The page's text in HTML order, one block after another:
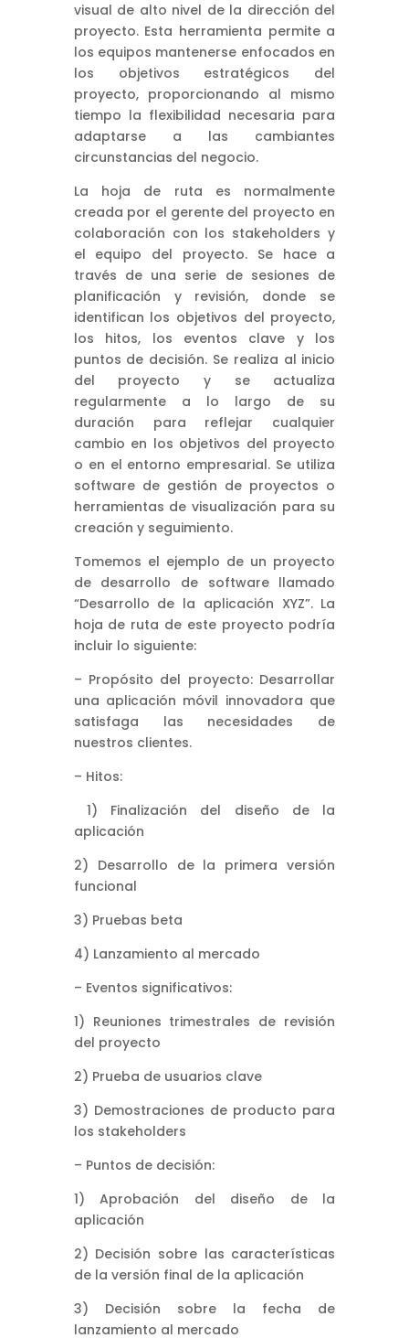
visual de alto nivel de la dirección del
proyecto. Esta herramienta permite a
los equipos mantenerse enfocados en
los objetivos estratégicos del
proyecto, proporcionando al mismo
tiempo la flexibilidad necesaria para
adaptarse a las cambiantes
circunstancias del negocio.
La hoja de ruta es normalmente
creada por el gerente del proyecto en
colaboración con los stakeholders y
el equipo del proyecto. Se hace a
través de una serie de sesiones de
planificación y revisión, donde se
identifican los objetivos del proyecto,
los hitos, los eventos clave y los
puntos de decisión. Se realiza al inicio
del proyecto y se actualiza
regularmente a lo largo de su
duración para reflejar cualquier
cambio en los objetivos del proyecto
o en el entorno empresarial. Se utiliza
software de gestión de proyectos o
herramientas de visualización para su
creación y seguimiento.
Tomemos el ejemplo de un proyecto
de desarrollo de software llamado
“Desarrollo de la aplicación XYZ”. La
hoja de ruta de este proyecto podría
incluir lo siguiente:
– Propósito del proyecto: Desarrollar
una aplicación móvil innovadora que
satisfaga las necesidades de
nuestros clientes.
– Hitos:
1) Finalización del diseño de la
aplicación
2) Desarrollo de la primera versión
funcional
3) Pruebas beta
4) Lanzamiento al mercado
– Eventos significativos:
1) Reuniones trimestrales de revisión
del proyecto
2) Prueba de usuarios clave
3) Demostraciones de producto para
los stakeholders
– Puntos de decisión:
1) Aprobación del diseño de la
aplicación
2) Decisión sobre las características
de la versión final de la aplicación
3) Decisión sobre la fecha de
lanzamiento al mercado